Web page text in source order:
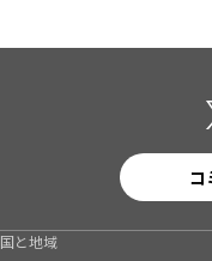
コ
国と地域